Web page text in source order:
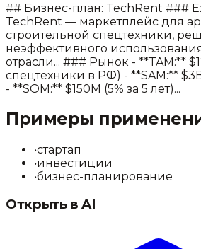
## Бизнес-план: TechRent ###
TechRent — маркетплейс для
строительной спецтехники,
неэффективного
отрасли... ### Рынок - **TAM:**
спецтехники в РФ) - **SAM:**
- **SOM:** $150M (5% за 5 лет)...
Примеры
•стартап
•инвестиции
•бизнес-планирование
Открыть в AI